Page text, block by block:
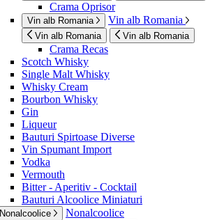
Crama Oprisor
Vin alb Romania Vin alb Romania
Vin alb Romania Vin alb Romania
Crama Recas
Scotch Whisky
Single Malt Whisky
Whisky Cream
Bourbon Whisky
Gin
Liqueur
Bauturi Spirtoase Diverse
Vin Spumant Import
Vodka
Vermouth
Bitter - Aperitiv - Cocktail
Bauturi Alcoolice Miniaturi
Nonalcoolice Nonalcoolice